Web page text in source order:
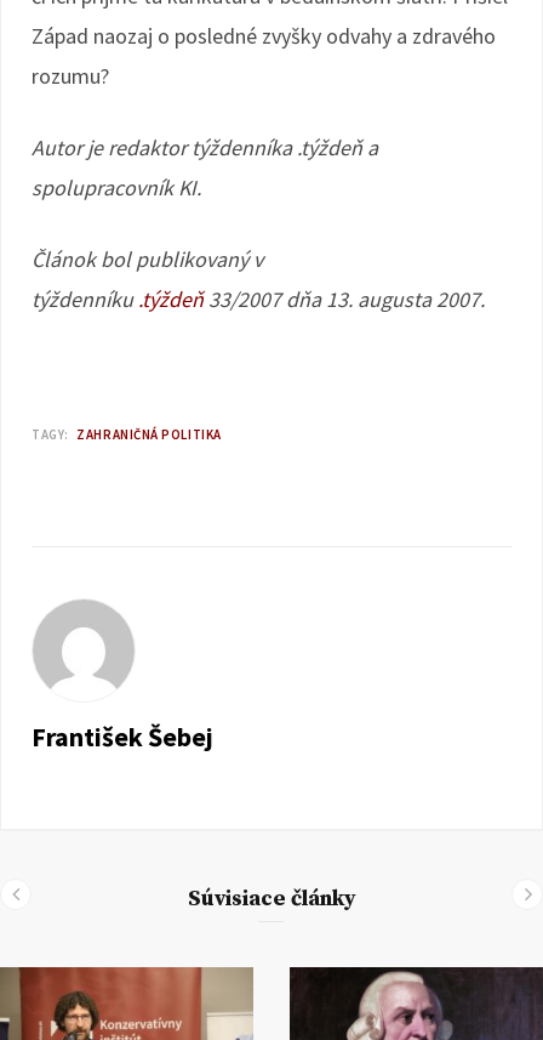
Západ naozaj o posledné zvyšky odvahy a zdravého
rozumu?
Autor je redaktor týždenníka .týždeň a
spolupracovník KI.
Článok bol publikovaný v
týždenníku.týždeň33/2007 dňa 13. augusta 2007.
TAGY: ZAHRANIČNÁ POLITIKA
František Šebej
Súvisiace články